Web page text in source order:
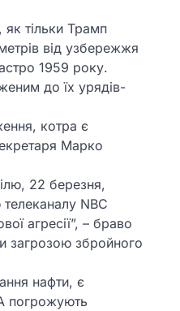
як тільки Трамп
від узбережжя
1959 року.
до їх урядів-
котра є
Марко
22 березня,
NBC
агресії”, – браво
загрозою збройного
нафти, є
погрожують